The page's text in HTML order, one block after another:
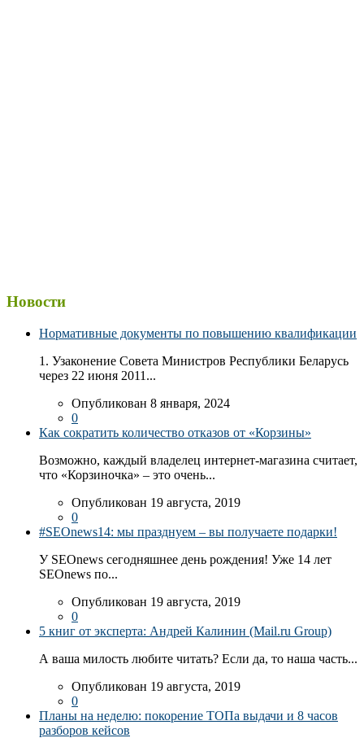
Новости
Нормативные документы по повышению квалификации
1. Узаконение Совета Министров Республики Беларусь
через 22 июня 2011...
Опубликован 8 января, 2024
0
Как сократить количество отказов от «Корзины»
Возможно, каждый владелец интернет-магазина считает,
что «Корзиночка» – это очень...
Опубликован 19 августа, 2019
0
#SEOnews14: мы празднуем – вы получаете подарки!
У SEOnews сегодняшнее день рождения! Уже 14 лет
SEOnews по...
Опубликован 19 августа, 2019
0
5 книг от эксперта: Андрей Калинин (Mail.ru Group)
А ваша милость любите читать? Если да, то наша часть...
Опубликован 19 августа, 2019
0
Планы на неделю: покорение ТОПа выдачи и 8 часов
разборов кейсов